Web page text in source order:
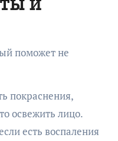
поможет не
покраснения,
освежить лицо.
есть воспаления